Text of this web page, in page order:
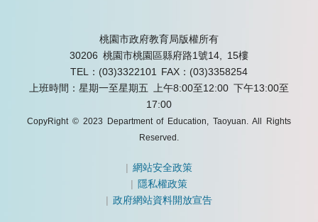
桃園市政府教育局版權所有
30206 桃園市桃園區縣府路1號14, 15樓
TEL：(03)3322101 FAX：(03)3358254
上班時間：星期一至星期五 上午8:00至12:00 下午13:00至
17:00
CopyRight © 2023 Department of Education, Taoyuan. All Rights
Reserved.
|網站安全政策
| 隱私權政策
|政府網站資料開放宣告